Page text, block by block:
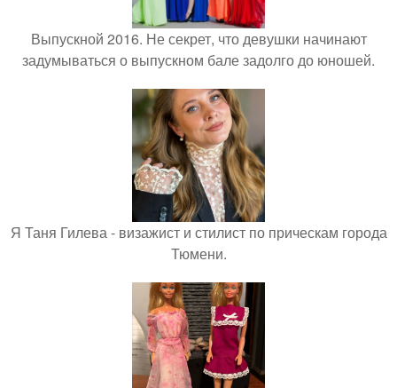
Выпускной 2016. Не секрет, что девушки начинают
задумываться о выпускном бале задолго до юношей.
Я Таня Гилева - визажист и стилист по прическам города
Тюмени.